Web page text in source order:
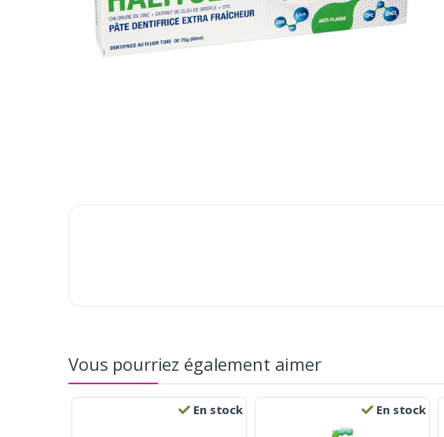
Vous pourriez également aimer
En stock En stock